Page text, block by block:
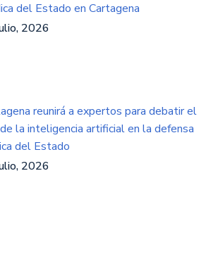
del Estado en Cartagena
2026
reunirá a expertos para debatir el
la inteligencia artificial en la defensa
del Estado
2026